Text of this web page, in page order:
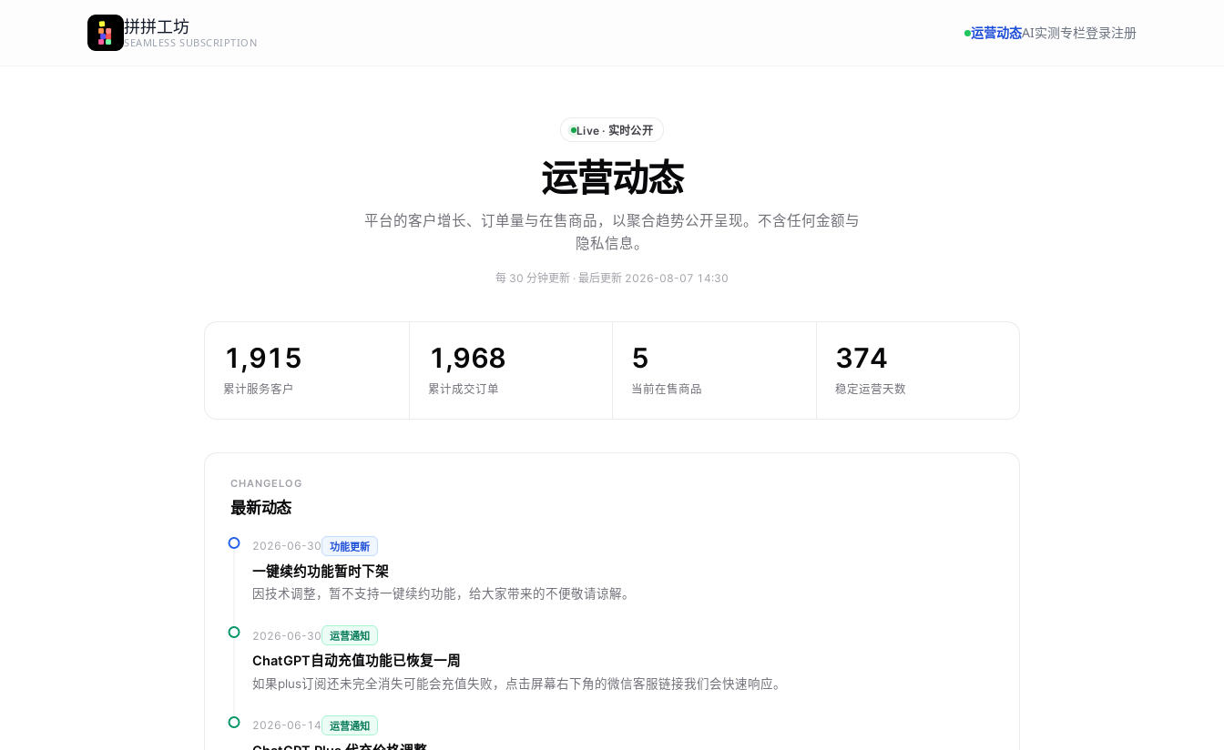
拼拼工坊
SEAMLESS SUBSCRIPTION
运营动态AI实测专栏登录注册
Live · 实时公开
运营动态
平台的客户增长、订单量与在售商品，以聚合趋势公开呈现。不含任何金额与
隐私信息。
每 30 分钟更新 · 最后更新 2026-08-07 14:30
1,915
累计服务客户
1,968
累计成交订单
5
当前在售商品
374
稳定运营天数
CHANGELOG
最新动态
2026-06-30 功能更新
一键续约功能暂时下架
因技术调整，暂不支持一键续约功能，给大家带来的不便敬请谅解。
2026-06-30 运营通知
ChatGPT自动充值功能已恢复一周
如果plus订阅还未完全消失可能会充值失败，点击屏幕右下角的微信客服链接我们会快速响应。
2026-06-14 运营通知